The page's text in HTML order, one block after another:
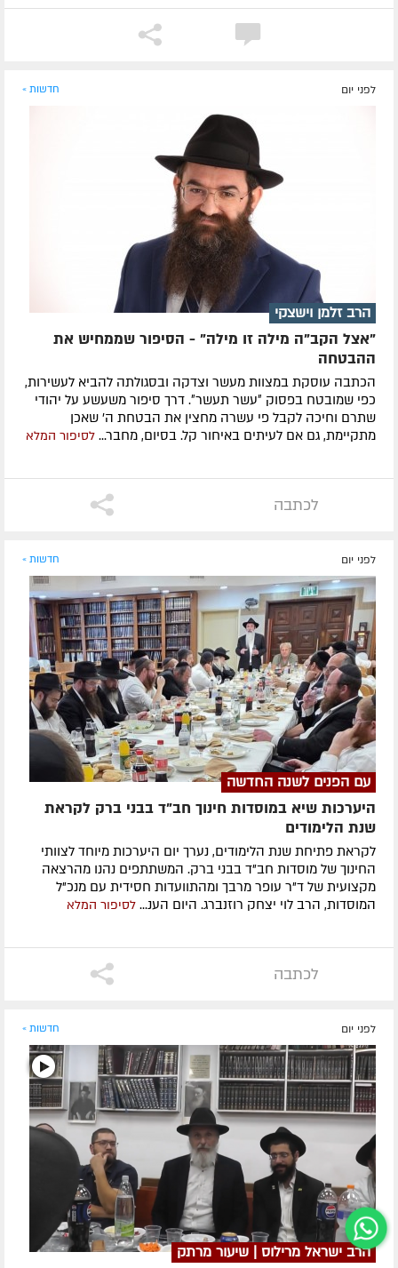
לפני יום חדשות »
הרב זלמן וישצקי
"אצל הקב"ה מילה זו מילה" - הסיפור שממחיש את
ההבטחה
הכתבה עוסקת במצוות מעשר וצדקה ובסגולתה להביא לעשירות,
כפי שמובטח בפסוק ״עשר תעשר״. דרך סיפור משעשע על יהודי
שתרם וחיכה לקבל פי עשרה מחצין את הבטחת ה' שאכן
מתקיימת, גם אם לעיתים באיחור קל. בסיום, מחבר... לסיפור המלא
לכתבה
לפני יום חדשות »
עם הפנים לשנה החדשה
היערכות שיא במוסדות חינוך חב"ד בבני ברק לקראת
שנת הלימודים
לקראת פתיחת שנת הלימודים, נערך יום היערכות מיוחד לצוותי
החינוך של מוסדות חב"ד בבני ברק. המשתתפים נהנו מהרצאה
מקצועית של ד"ר עופר מרבך ומהתוועדות חסידית עם מנכ"ל
המוסדות, הרב לוי יצחק רוזנברג. היום הענ... לסיפור המלא
לכתבה
לפני יום חדשות »
הרב ישראל מרילוס | שיעור מרתק